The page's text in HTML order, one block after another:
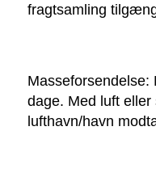
fragtsamling
Masseforsendelse:
dage. Med luft
lufthavn/havn